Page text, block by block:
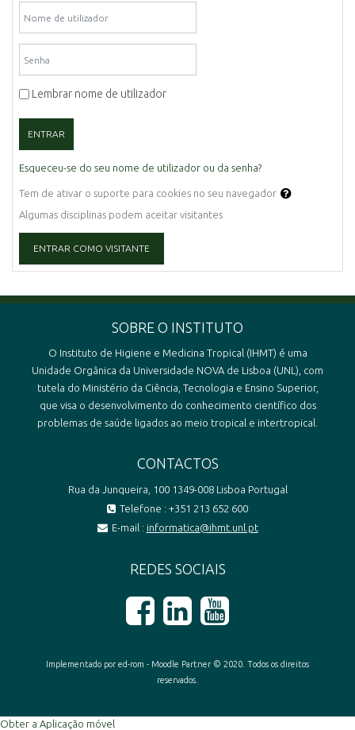
Lembrar nome de utilizador
ENTRAR
Esqueceu-se do seu nome de utilizador ou da senha?
Tem de ativar o suporte para cookies no seu navegador
Algumas disciplinas podem aceitar visitantes
ENTRAR COMO VISITANTE
SOBRE O INSTITUTO
O Instituto de Higiene e Medicina Tropical (IHMT) é uma
Unidade Orgânica da Universidade NOVA de Lisboa (UNL), com
tutela do Ministério da Ciência, Tecnologia e Ensino Superior,
que visa o desenvolvimento do conhecimento científico dos
problemas de saúde ligados ao meio tropical e intertropical.
CONTACTOS
Rua da Junqueira, 100 1349-008 Lisboa Portugal
Telefone : +351 213 652 600
E-mail : informatica@ihmt.unl.pt
REDES SOCIAIS
Implementado por ed-rom - Moodle Partner © 2020. Todos os direitos
reservados.
Obter a Aplicação móvel